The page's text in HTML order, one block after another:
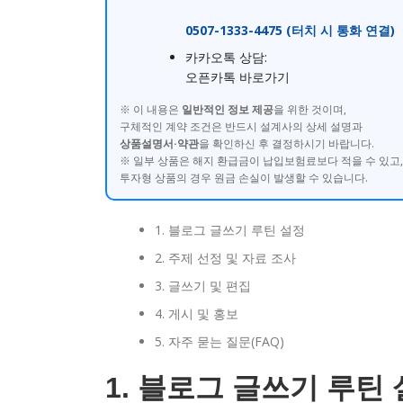
0507-1333-4475 (터치 시 통화 연결)
카카오톡 상담:
오픈카톡 바로가기
※ 이 내용은 일반적인 정보 제공을 위한 것이며,
구체적인 계약 조건은 반드시 설계사의 상세 설명과
상품설명서·약관을 확인하신 후 결정하시기 바랍니다.
※ 일부 상품은 해지 환급금이 납입보험료보다 적을 수 있고,
투자형 상품의 경우 원금 손실이 발생할 수 있습니다.
1. 블로그 글쓰기 루틴 설정
2. 주제 선정 및 자료 조사
3. 글쓰기 및 편집
4. 게시 및 홍보
5. 자주 묻는 질문(FAQ)
1. 블로그 글쓰기 루틴